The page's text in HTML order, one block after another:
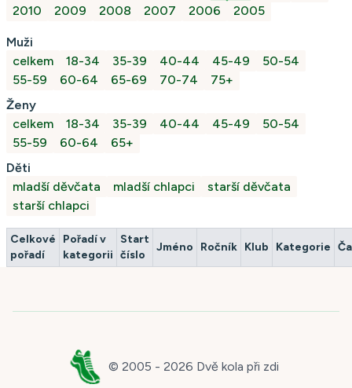
2010
2009 2008 2007 2006 2005
Muži
celkem
18-34 35-39 40-44 45-49
50-54
55-59
60-64 65-69 70-74
75+
Ženy
celkem
18-34 35-39 40-44 45-49
50-54
55-59
60-64
65+
Děti
mladší děvčata
mladší chlapci
starší děvčata
starší chlapci
Celkové
pořadí
Pořadí v
kategorii
Start
číslo
Jméno Ročník Klub Kategorie
© 2005 - 2026 Dvě kola při zdi